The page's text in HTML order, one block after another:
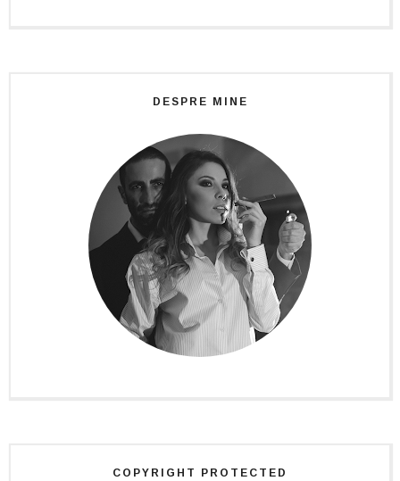
DESPRE MINE
COPYRIGHT PROTECTED